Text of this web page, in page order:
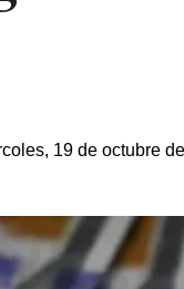
19 de octubre